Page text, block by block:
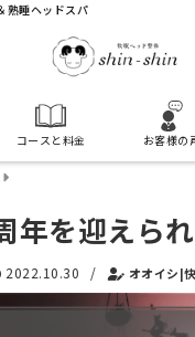
熟睡ヘッドスパ
コースと料金 お客様の
年を迎えら
2022.10.30 / オオイシ|